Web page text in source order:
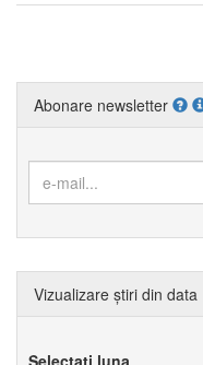
Abonare newsletter
Vizualizare știri din data